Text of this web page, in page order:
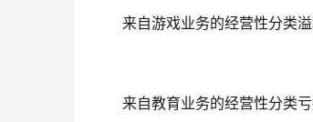
来自游戏业务的经营性分类
来自教育业务的经营性分类